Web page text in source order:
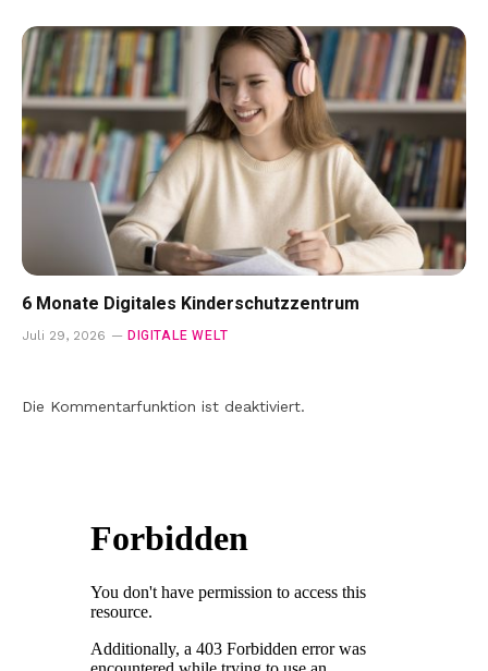
6 Monate Digitales Kinderschutzzentrum
Juli 29, 2026 DIGITALE WELT
Die Kommentarfunktion ist deaktiviert.